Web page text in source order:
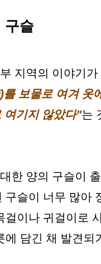
석, 구슬
보물로 여겨 옷
여기지 않았다"는
슬이 너무 많아
이나 귀걸이로
담긴 채 발견되